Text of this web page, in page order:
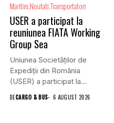
Maritim NoutatiTransportatori
USER a participat la
reuniunea FIATA Working
Group Sea
Uniunea Societăților de
Expediții din România
(USER) a participat la
reuniunea online...
DECARGO & BUS 6 AUGUST 2026